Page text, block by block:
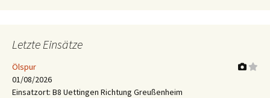
Letzte Einsätze
Ölspur
01/08/2026
Einsatzort: B8 Uettingen Richtung Greußenheim